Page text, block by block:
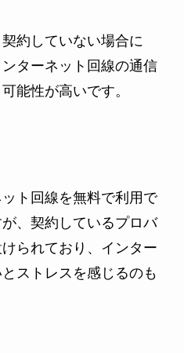
約していない場合に
ターネット回線の通信
能性が高いです。
ト回線を無料で利用で
、契約しているプロバ
られており、インター
ストレスを感じるのも